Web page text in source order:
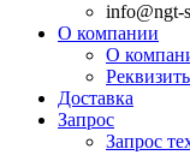
info@ngt-
О компании
О
Доставка
Запрос
Запрос